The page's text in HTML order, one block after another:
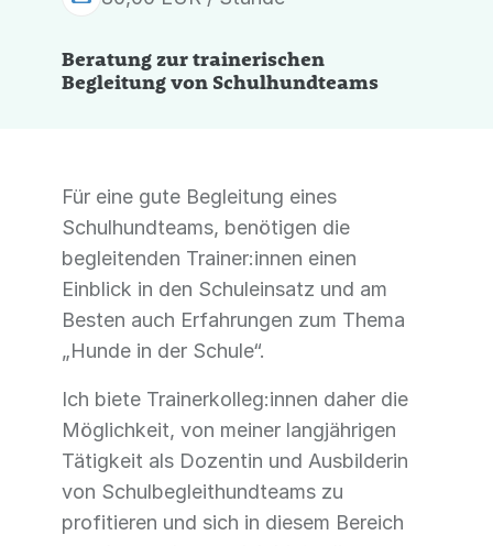
Beratung zur trainerischen
Begleitung von Schulhundteams
Für eine gute Begleitung eines
Schulhundteams, benötigen die
begleitenden Trainer:innen einen
Einblick in den Schuleinsatz und am
Besten auch Erfahrungen zum Thema
„Hunde in der Schule“.
Ich biete Trainerkolleg:innen daher die
Möglichkeit, von meiner langjährigen
Tätigkeit als Dozentin und Ausbilderin
von Schulbegleithundteams zu
profitieren und sich in diesem Bereich